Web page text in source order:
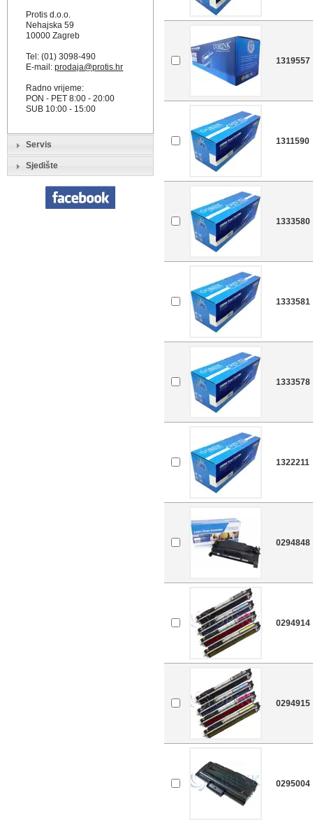
Protis d.o.o.
Nehajska 59
10000 Zagreb
Tel: (01) 3098-490
E-mail:prodaja@protis.hr
Radno vrijeme:
PON - PET 8:00 - 20:00
SUB 10:00 - 15:00
Servis
Sjedište
1319557
1311590
1333580
1333581
1333578
1322211
0294848
0294914
0294915
0295004